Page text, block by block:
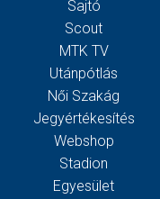
Sajtó
Scout
MTK TV
Utánpótlás
Női Szakág
Jegyértékesítés
Webshop
Stadion
Egyesület